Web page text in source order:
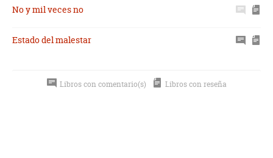
No y mil veces no
Estado del malestar
Libros con comentario(s) Libros con reseña